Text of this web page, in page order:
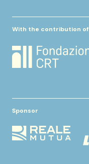
With the contribution of
Sponsor